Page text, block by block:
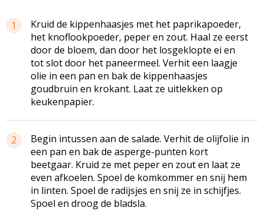
1
Kruid de kippenhaasjes met het paprikapoeder,
het knoflookpoeder, peper en zout. Haal ze eerst
door de bloem, dan door het losgeklopte ei en
tot slot door het paneermeel. Verhit een laagje
olie in een pan en bak de kippenhaasjes
goudbruin en krokant. Laat ze uitlekken op
keukenpapier.
2
Begin intussen aan de salade. Verhit de olijfolie in
een pan en bak de asperge-punten kort
beetgaar. Kruid ze met peper en zout en laat ze
even afkoelen. Spoel de komkommer en snij hem
in linten. Spoel de radijsjes en snij ze in schijfjes.
Spoel en droog de bladsla.